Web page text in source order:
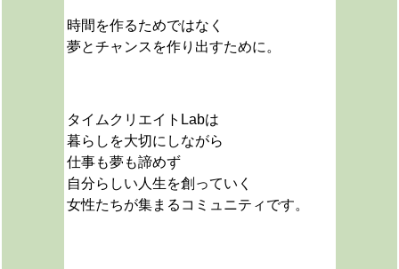
時間を作るためではなく
夢とチャンスを作り出すために。
タイムクリエイトLabは
暮らしを大切にしながら
仕事も夢も諦めず
自分らしい人生を創っていく
女性たちが集まるコミュニティです。